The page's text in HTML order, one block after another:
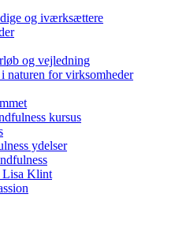
og iværksættere
og vejledning
naturen for virksomheder
kursus
ydelser
Lisa Klint